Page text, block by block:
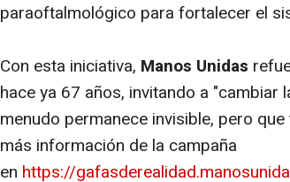
paraoftalmológico para fortalecer el
Con esta iniciativa, Manos Unidas
hace ya 67 años, invitando a "cambiar
menudo permanece invisible, pero
más información de la campaña
en https://